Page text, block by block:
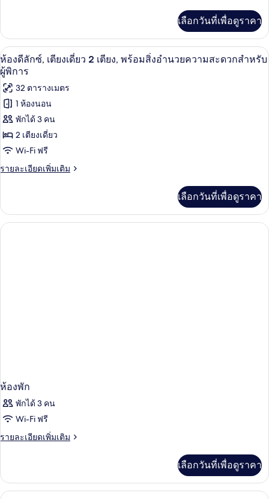
เตียง
คิง
ไซส์
1
เตียง
เกี่ยว
กับ
ห้อง
ดี
ลัก
ซ์,
เตียง
คิง
ไซส์
เลือกวันที่เพื่อดูราคา
เปิด
ภาพถ่าย
ทั้งหมด
ของ
ห้อง
ดี
ลัก
ซ์,
เดี่ยว
2
พิการ
เครื่องนอนระดับพรีเมียม, ผ้านวมขนเ
6
ห้องดีลักซ์, เตียงเดี่ยว 2 เตียง, พร้อมสิ่งอำนวยความสะดวกสำหรับ
ผู้พิการ
32 ตารางเมตร
1 ห้องนอน
พักได้ 3 คน
2 เตียงเดี่ยว
Wi-Fi ฟรี
รายละเอียดเพิ่มเติม
ราย
เกี่ยว
กับ
ห้อง
ผู้
เลือกวันที่เพื่อดูราคา
ห้องพัก
พักได้ 3 คน
Wi-Fi ฟรี
รายละเอียดเพิ่มเติม
ราย
เกี่ยว
กับ
เลือกวันที่เพื่อดูราคา